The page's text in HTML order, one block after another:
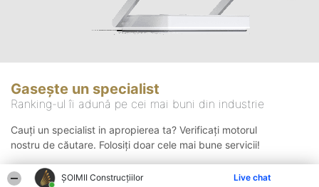
ȘOIMII Construcțiilor Live chat
Gasește un specialist
Ranking-ul îi adună pe cei mai buni din industrie
Cauți un specialist in apropierea ta? Verificați motorul
nostru de căutare. Folosiți doar cele mai bune servicii!